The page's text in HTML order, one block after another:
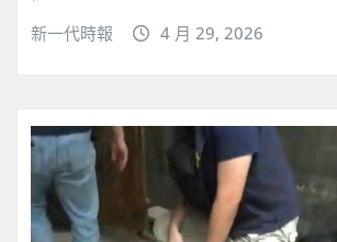
新一代時報 4 月 29, 2026